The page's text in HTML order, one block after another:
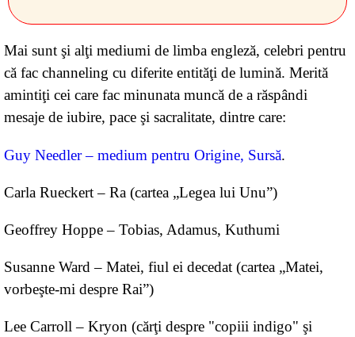
Mai sunt şi alţi mediumi de limba engleză, celebri pentru
că fac channeling cu diferite entităţi de lumină. Merită
amintiţi cei care fac minunata muncă de a răspândi
mesaje de iubire, pace şi sacralitate, dintre care:
Guy Needler – medium pentru Origine, Sursă.
Carla Rueckert – Ra (cartea „Legea lui Unu”)
Geoffrey Hoppe – Tobias, Adamus, Kuthumi
Susanne Ward – Matei, fiul ei decedat (cartea „Matei,
vorbeşte-mi despre Rai”)
Lee Carroll – Kryon (cărţi despre "copiii indigo" şi